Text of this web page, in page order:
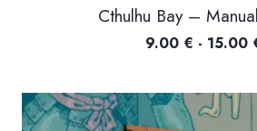
Cthulhu Bay –
9.00 € - 15.00